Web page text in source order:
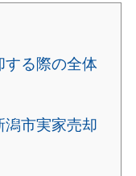
する際の全体
潟市実家売却